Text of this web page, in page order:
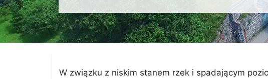
W związku z niskim stanem rzek i spadającym